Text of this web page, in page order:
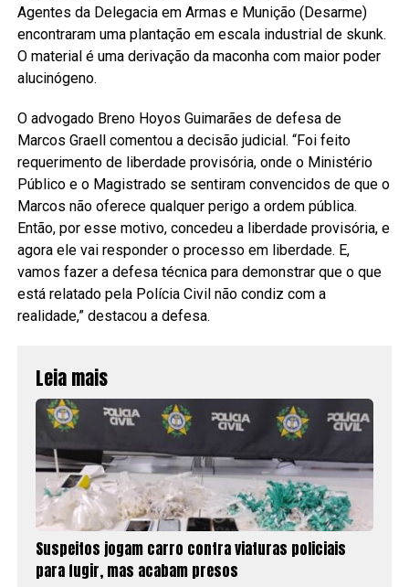
Agentes da Delegacia em Armas e Munição (Desarme)
encontraram uma plantação em escala industrial de skunk.
O material é uma derivação da maconha com maior poder
alucinógeno.
O advogado Breno Hoyos Guimarães de defesa de
Marcos Graell comentou a decisão judicial. “Foi feito
requerimento de liberdade provisória, onde o Ministério
Público e o Magistrado se sentiram convencidos de que o
Marcos não oferece qualquer perigo a ordem pública.
Então, por esse motivo, concedeu a liberdade provisória, e
agora ele vai responder o processo em liberdade. E,
vamos fazer a defesa técnica para demonstrar que o que
está relatado pela Polícia Civil não condiz com a
realidade,” destacou a defesa.
Leia mais
Suspeitos jogam carro contra viaturas policiais
para fugir, mas acabam presos